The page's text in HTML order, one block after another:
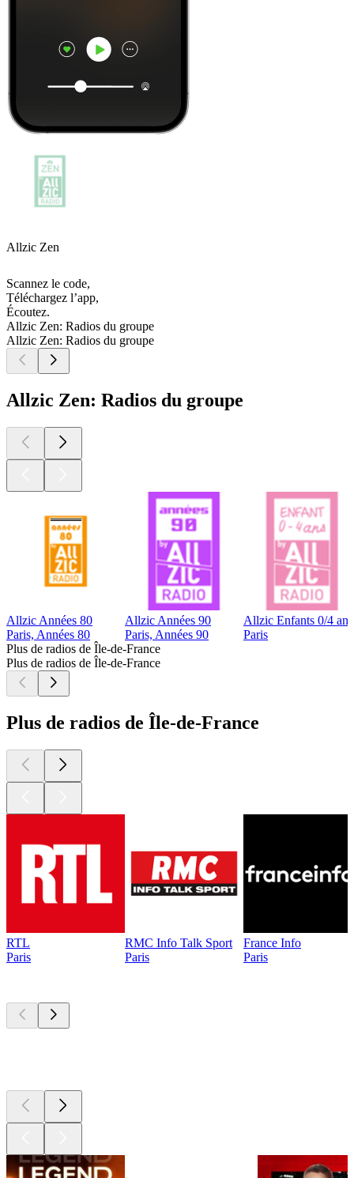
Allzic Zen
Scannez le code,
Téléchargez l’app,
Écoutez.
Allzic Zen: Radios du groupe
Allzic Zen: Radios du groupe
Allzic Zen: Radios du groupe
Allzic Années 80
Paris, Années 80
Allzic Années 90
Paris, Années 90
Allzic Enfants 0/4 ans
Paris
Plus de radios de Île-de-France
Plus de radios de Île-de-France
Plus de radios de Île-de-France
RTL
Paris
RMC Info Talk Sport
Paris
France Info
Paris